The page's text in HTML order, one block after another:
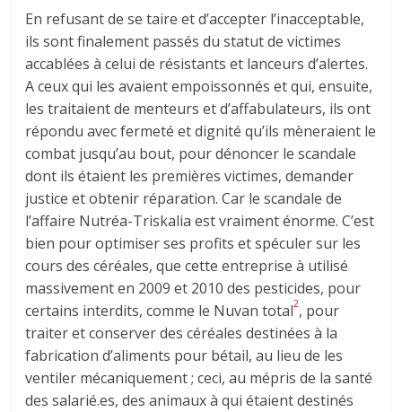
En refusant de se taire et d’accepter l’inacceptable,
ils sont finalement passés du statut de victimes
accablées à celui de résistants et lanceurs d’alertes.
A ceux qui les avaient empoissonnés et qui, ensuite,
les traitaient de menteurs et d’affabulateurs, ils ont
répondu avec fermeté et dignité qu’ils mèneraient le
combat jusqu’au bout, pour dénoncer le scandale
dont ils étaient les premières victimes, demander
justice et obtenir réparation. Car le scandale de
l’affaire Nutréa-Triskalia est vraiment énorme. C’est
bien pour optimiser ses profits et spéculer sur les
cours des céréales, que cette entreprise à utilisé
massivement en 2009 et 2010 des pesticides, pour
certains interdits, comme le Nuvan total2, pour
traiter et conserver des céréales destinées à la
fabrication d’aliments pour bétail, au lieu de les
ventiler mécaniquement ; ceci, au mépris de la santé
des salarié.es, des animaux à qui étaient destinés